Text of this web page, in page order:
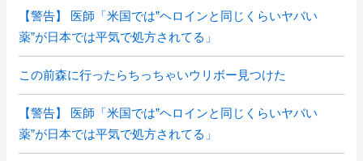
【警告】 医師「米国では”ヘロインと同じくらいヤバい
薬”が日本では平気で処方されてる」
この前森に行ったらちっちゃいウリボー見つけた
【警告】 医師「米国では”ヘロインと同じくらいヤバい
薬”が日本では平気で処方されてる」